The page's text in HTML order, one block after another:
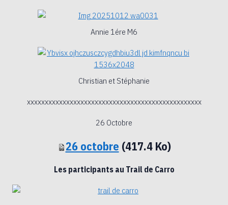
Annie 1ére M6
Christian et Stéphanie
xxxxxxxxxxxxxxxxxxxxxxxxxxxxxxxxxxxxxxxxxxxxxxxxx
26 Octobre
26 octobre (417.4 Ko)
Les participants au Trail de Carro